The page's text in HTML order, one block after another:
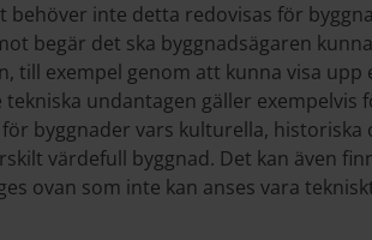
behöver inte detta redovisas för
begär det ska byggnadsägaren
till exempel genom att kunna visa upp
undantagen gäller exempelvis
byggnader vars kulturella, historiska
värdefull byggnad. Det kan även
ovan som inte kan anses vara